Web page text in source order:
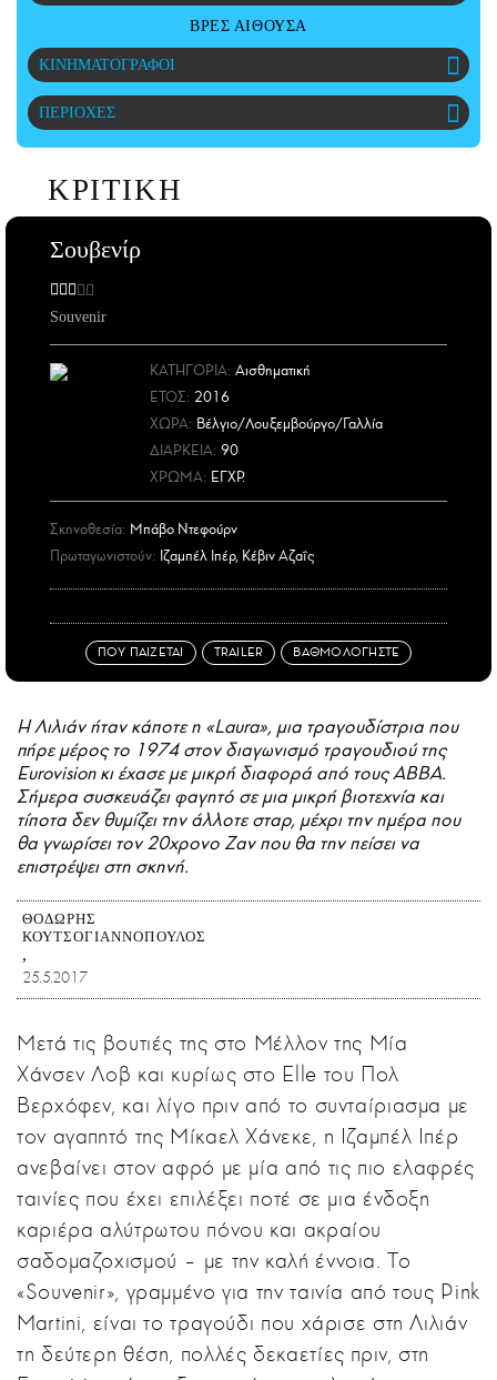
ΑΜΠΑ
PRINT
ΒΡΕΣ ΑΙΘΟΥΣΑ
ΚΙΝΗΜΑΤΟΓΡΑΦΟΙ
ΠΕΡΙΟΧΕΣ
ΚΡΙΤΙΚΗ
Σουβενίρ
Souvenir
ΚΑΤΗΓΟΡΙΑ: Αισθηματική
ΕΤΟΣ: 2016
ΧΩΡΑ: Βέλγιο/Λουξεμβούργο/Γαλλία
ΔΙΑΡΚΕΙΑ: 90
ΧΡΩΜΑ: ΕΓΧΡ.
Σκηνοθεσία: Μπάβο Ντεφούρν
Πρωταγωνιστούν: Ιζαμπέλ Ιπέρ, Κέβιν Αζαΐς
ΠΟΥ ΠΑΙΖΕΤΑΙ TRAILER ΒΑΘΜΟΛΟΓΗΣΤΕ
Η Λιλιάν ήταν κάποτε η «Laura», μια τραγουδίστρια που
πήρε μέρος το 1974 στον διαγωνισμό τραγουδιού της
Eurovision κι έχασε με μικρή διαφορά από τους ABBA.
Σήμερα συσκευάζει φαγητό σε μια μικρή βιοτεχνία και
τίποτα δεν θυμίζει την άλλοτε σταρ, μέχρι την ημέρα που
θα γνωρίσει τον 20χρονο Ζαν που θα την πείσει να
επιστρέψει στη σκηνή.
ΘΟΔΩΡΉΣ
ΚΟΥΤΣΟΓΙΑΝΝΌΠΟΥΛΟΣ
25.5.2017
Μετά τις βουτιές της στο Μέλλον της Μία
Χάνσεν Λοβ και κυρίως στο Elle του Πολ
Βερχόφεν, και λίγο πριν από το συνταίριασμα με
τον αγαπητό της Μίκαελ Χάνεκε, η Ιζαμπέλ Ιπέρ
ανεβαίνει στον αφρό με μία από τις πιο ελαφρές
ταινίες που έχει επιλέξει ποτέ σε μια ένδοξη
καριέρα αλύτρωτου πόνου και ακραίου
σαδομαζοχισμού – με την καλή έννοια. Το
«Souvenir», γραμμένο για την ταινία από τους Pink
Martini, είναι το τραγούδι που χάρισε στη Λιλιάν
τη δεύτερη θέση, πολλές δεκαετίες πριν, στη